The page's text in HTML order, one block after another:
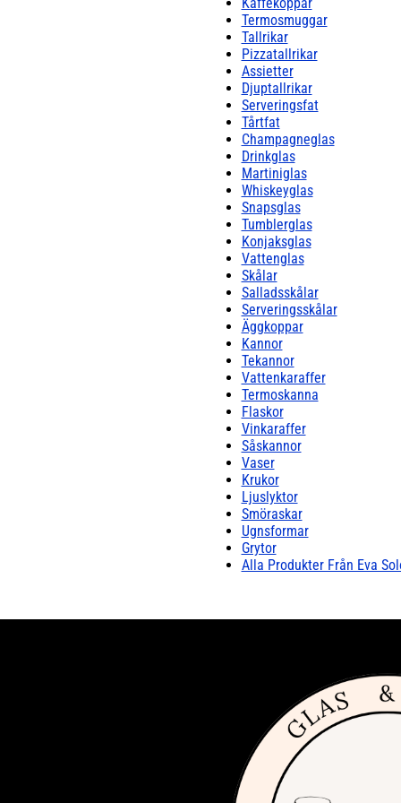
Termosmuggar
Tallrikar
Pizzatallrikar
Assietter
Djuptallrikar
Serveringsfat
Tårtfat
Champagneglas
Drinkglas
Martiniglas
Whiskeyglas
Snapsglas
Tumblerglas
Konjaksglas
Vattenglas
Skålar
Salladsskålar
Serveringsskålar
Äggkoppar
Kannor
Tekannor
Vattenkaraffer
Termoskanna
Flaskor
Vinkaraffer
Såskannor
Vaser
Krukor
Ljuslyktor
Smöraskar
Ugnsformar
Grytor
Alla Produkter Från Eva